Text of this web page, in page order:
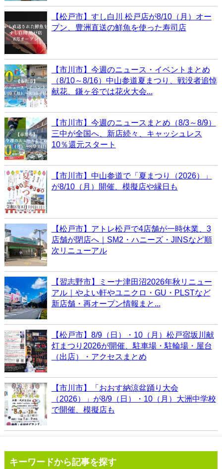
【松戸市】すし白川 松戸店が8/10（月）オー
プン、豊洲直送の鮮魚を使った寿司店
【市川市】今週のニュース・イベントまとめ
（8/10～8/16）中山参道夏まつり、戦没者追悼
献花、鎌ヶ谷では花火大会...
【市川市】今週のニュースまとめ（8/3～8/9）
三中が全国へ、新店続々、キャッシュレス
10％還元スタート
【市川市】中山参道で「夏まつり（2026）」
が8/10（月）開催、模擬店や縁日も
【松戸市】アトレ松戸で4店舗が一時休業、3
店舗が閉店へ｜SM2・ハニーズ・JINSなど順
次リニューアル
【習志野市】ミーナ津田沼2026年秋リニュー
アル｜やよい軒やユニクロ・GU・PLSTなど
新店舗・再オープン情報まと...
【松戸市】8/9（日）・10（月）松戸宿坂川献
灯まつり2026が開催、駐車場・駐輪場・屋台
（出店）・アクセスまとめ
【市川市】「おおす納涼盆踊り大会
（2026）」が8/9（日）・10（月）大洲中学校
で開催、模擬店も
キーワードから記事を探す